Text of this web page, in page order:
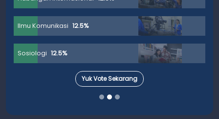
Ilmu Komunikasi 12.5%
Sosiologi 12.5%
Yuk Vote Sekarang